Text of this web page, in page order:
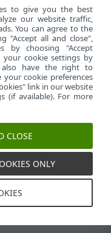
Spravovat cookies
používání souborů
to give you the best
our website traffic,
You can agree to the
"Accept all and close",
by choosing "Accept
your cookie settings by
also have the right to
cookie preferences
link in our website
(if available). For more
CLOSE
ONLY